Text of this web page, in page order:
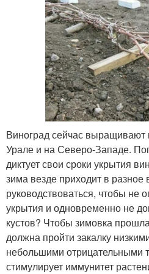
Виноград сейчас выращивают
Урале и на Северо-Западе.
диктует свои сроки укрытия
зима везде приходит в
руководствоваться, чтобы не
укрытия и одновременно не
кустов? Чтобы зимовка
должна пройти закалку
небольшими отрицательными
стимулирует иммунитет